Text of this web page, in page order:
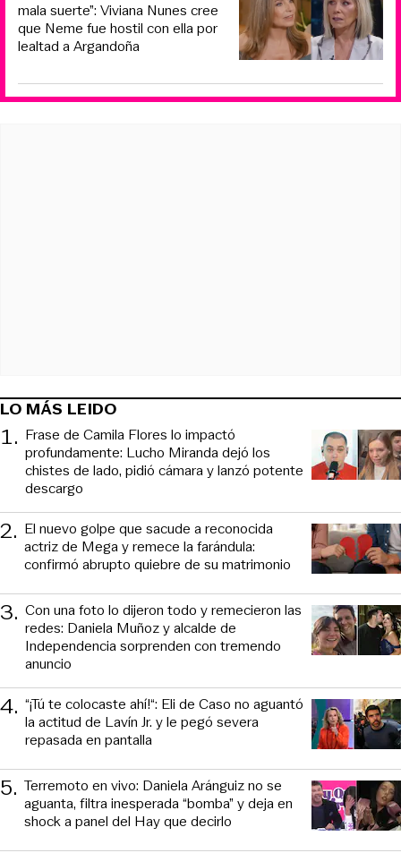
mala suerte”: Viviana Nunes cree
que Neme fue hostil con ella por
lealtad a Argandoña
LO MÁS LEIDO
1. Frase de Camila Flores lo impactó
profundamente: Lucho Miranda dejó los
chistes de lado, pidió cámara y lanzó potente
descargo
2. El nuevo golpe que sacude a reconocida
actriz de Mega y remece la farándula:
confirmó abrupto quiebre de su matrimonio
3. Con una foto lo dijeron todo y remecieron las
redes: Daniela Muñoz y alcalde de
Independencia sorprenden con tremendo
anuncio
4. “¡Tú te colocaste ahí!“: Eli de Caso no aguantó
la actitud de Lavín Jr. y le pegó severa
repasada en pantalla
5. Terremoto en vivo: Daniela Aránguiz no se
aguanta, filtra inesperada “bomba” y deja en
shock a panel del Hay que decirlo